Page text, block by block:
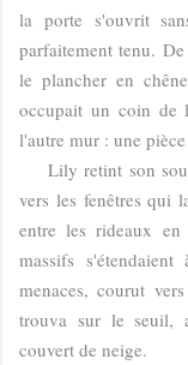
la porte s'ouvrit
parfaitement tenu.
le plancher en
occupait un coin de
l'autre mur : une
Lily retint son
vers les fenêtres qui
entre les rideaux
massifs
menaces, courut
trouva sur le seuil,
couvert de neige.